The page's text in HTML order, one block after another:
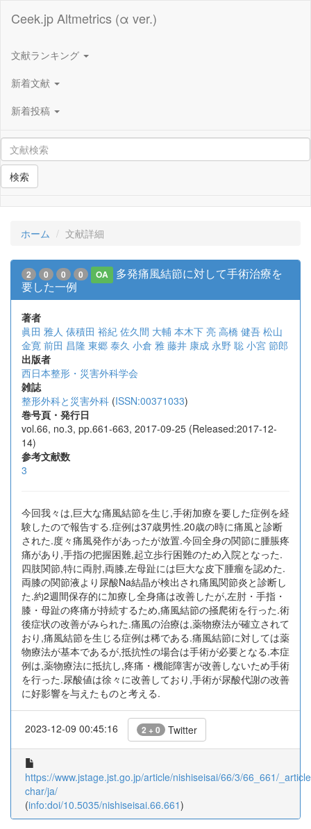
Ceek.jp Altmetrics (α ver.)
文献ランキング
新着文献
新着投稿
検索
ホーム 文献詳細
2 0 0 0 OA
多発痛風結節に対して手術治療を
要した一例
著者
眞田 雅人 俵積田 裕紀 佐久間 大輔 本木下 亮 高橋 健吾 松山
金寛 前田 昌隆 東郷 泰久 小倉 雅 藤井 康成 永野 聡 小宮 節郎
出版者
西日本整形・災害外科学会
雑誌
整形外科と災害外科 (ISSN:00371033)
巻号頁・発行日
vol.66, no.3, pp.661-663, 2017-09-25 (Released:2017-12-
14)
参考文献数
3
今回我々は,巨大な痛風結節を生じ,手術加療を要した症例を経
験したので報告する.症例は37歳男性.20歳の時に痛風と診断
された.度々痛風発作があったが放置.今回全身の関節に腫脹疼
痛があり,手指の把握困難,起立歩行困難のため入院となった.
四肢関節,特に両肘,両膝,左母趾には巨大な皮下腫瘤を認めた.
両膝の関節液より尿酸Na結晶が検出され痛風関節炎と診断し
た.約2週間保存的に加療し全身痛は改善したが,左肘・手指・
膝・母趾の疼痛が持続するため,痛風結節の掻爬術を行った.術
後症状の改善がみられた.痛風の治療は,薬物療法が確立されて
おり,痛風結節を生じる症例は稀である.痛風結節に対しては薬
物療法が基本であるが,抵抗性の場合は手術が必要となる.本症
例は,薬物療法に抵抗し,疼痛・機能障害が改善しないため手術
を行った.尿酸値は徐々に改善しており,手術が尿酸代謝の改善
に好影響を与えたものと考える.
2023-12-09 00:45:16 2 + 0 Twitter
https://www.jstage.jst.go.jp/article/nishiseisai/66/3/66_661/
char/ja/
(info:doi/10.5035/nishiseisai.66.661)